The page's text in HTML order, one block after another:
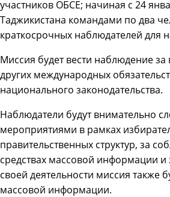
участников ОБСЕ; начиная с 24
Таджикистана командами по два
краткосрочных наблюдателей для
Миссия будет вести наблюдение
других международных
национального законодательства.
Наблюдатели будут внимательно
мероприятиями в рамках
правительственных структур, за
средствах массовой информации
своей деятельности миссия также
массовой информации.